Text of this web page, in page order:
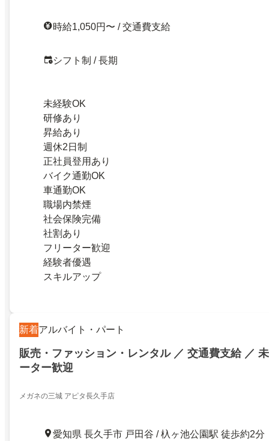
時給1,050円〜 / 交通費支給
シフト制 / 長期
未経験OK
研修あり
昇給あり
週休2日制
正社員登用あり
バイク通勤OK
車通勤OK
職場内禁煙
社会保険完備
社割あり
フリーター歓迎
経験者優遇
スキルアップ
新着アルバイト・パート
販売・ファッション・レンタル ／ 交通費支給 ／
ーター歓迎
メガネの三城 アピタ長久手店
愛知県 長久手市 戸田谷 / 杁ヶ池公園駅 徒歩約2分